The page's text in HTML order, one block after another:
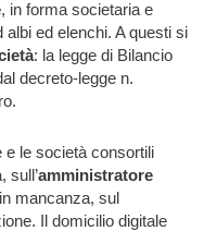
, in forma societaria e
albi ed elenchi. A questi si
: la legge di Bilancio
decreto-legge n.
e le società consortili
sull’amministratore
mancanza, sul
Il domicilio digitale